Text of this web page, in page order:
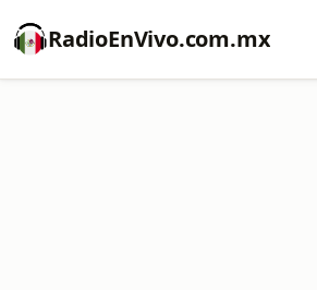
RadioEnVivo.com.mx